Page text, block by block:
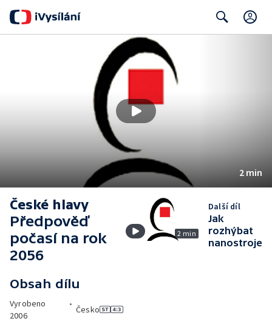
2 min
České hlavy
Předpověď
počasí na rok
2056
Obsah dílu
Vyrobeno
2006
•
Česko
2 min
Další díl
Jak
rozhýbat
nanostroje